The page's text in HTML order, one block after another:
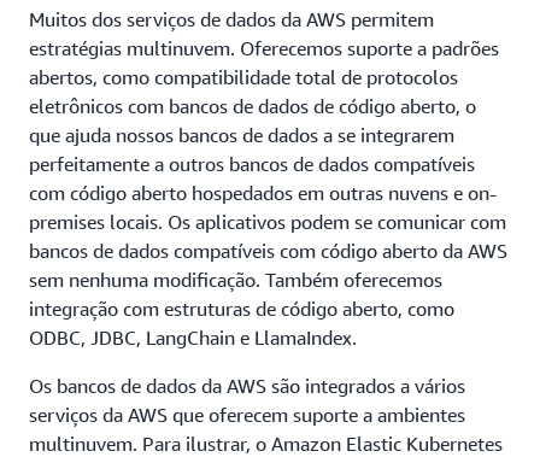
Muitos dos serviços de dados da AWS permitem
estratégias multinuvem. Oferecemos suporte a padrões
abertos, como compatibilidade total de protocolos
eletrônicos com bancos de dados de código aberto, o
que ajuda nossos bancos de dados a se integrarem
perfeitamente a outros bancos de dados compatíveis
com código aberto hospedados em outras nuvens e on-
premises locais. Os aplicativos podem se comunicar com
bancos de dados compatíveis com código aberto da AWS
sem nenhuma modificação. Também oferecemos
integração com estruturas de código aberto, como
ODBC, JDBC, LangChain e LlamaIndex.
Os bancos de dados da AWS são integrados a vários
serviços da AWS que oferecem suporte a ambientes
multinuvem. Para ilustrar, o Amazon Elastic Kubernetes